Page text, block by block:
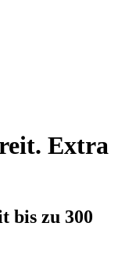
Extra
bis zu 300